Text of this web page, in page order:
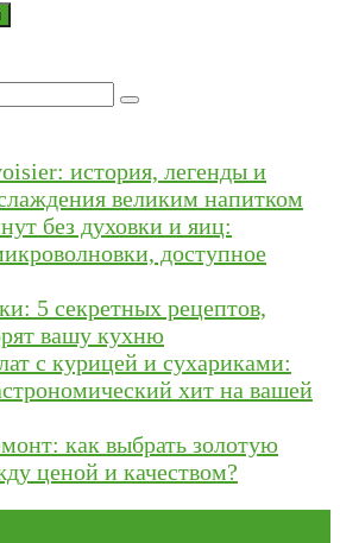
история, легенды и
великим напитком
без духовки и яиц:
доступное
5 секретных рецептов,
вашу кухню
с курицей и сухариками:
хит на вашей
как выбрать золотую
ценой и качеством?